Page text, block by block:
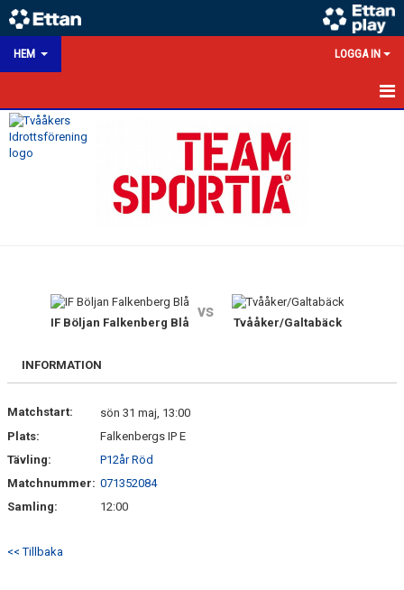
HEM LOGGA IN
HEM
VÅRA SPONSORER
KONTAKT
BILDGALLERI
KLUBBSHOP
IF Böljan Falkenberg Blå
vs
Tvååker/Galtabäck
INFORMATION
Matchstart:
sön 31 maj, 13:00
Plats:
Falkenbergs IP E
Tävling:
P12år Röd
Matchnummer: 071352084
Samling:
12:00
<< Tillbaka